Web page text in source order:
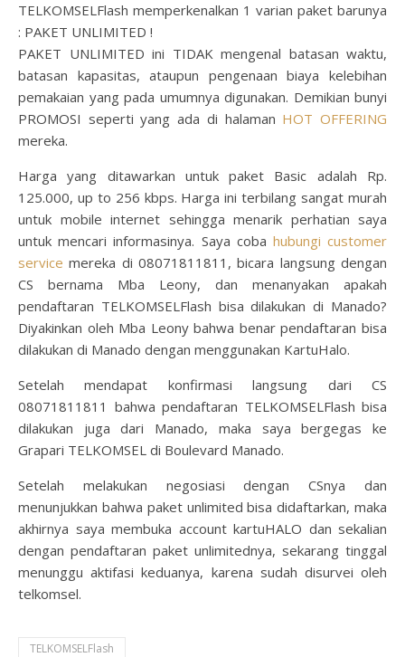
TELKOMSELFlash memperkenalkan 1 varian paket barunya
: PAKET UNLIMITED !
PAKET UNLIMITED ini TIDAK mengenal batasan waktu,
batasan kapasitas, ataupun pengenaan biaya kelebihan
pemakaian yang pada umumnya digunakan. Demikian bunyi
PROMOSI seperti yang ada di halaman HOT OFFERING
mereka.
Harga yang ditawarkan untuk paket Basic adalah Rp.
125.000, up to 256 kbps. Harga ini terbilang sangat murah
untuk mobile internet sehingga menarik perhatian saya
untuk mencari informasinya. Saya coba hubungi customer
service mereka di 08071811811, bicara langsung dengan
CS bernama Mba Leony, dan menanyakan apakah
pendaftaran TELKOMSELFlash bisa dilakukan di Manado?
Diyakinkan oleh Mba Leony bahwa benar pendaftaran bisa
dilakukan di Manado dengan menggunakan KartuHalo.
Setelah mendapat konfirmasi langsung dari CS
08071811811 bahwa pendaftaran TELKOMSELFlash bisa
dilakukan juga dari Manado, maka saya bergegas ke
Grapari TELKOMSEL di Boulevard Manado.
Setelah melakukan negosiasi dengan CSnya dan
menunjukkan bahwa paket unlimited bisa didaftarkan, maka
akhirnya saya membuka account kartuHALO dan sekalian
dengan pendaftaran paket unlimitednya, sekarang tinggal
menunggu aktifasi keduanya, karena sudah disurvei oleh
telkomsel.
TELKOMSELFlash